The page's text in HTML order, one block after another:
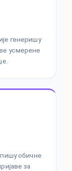
генеришу
усмерене
обичне
за